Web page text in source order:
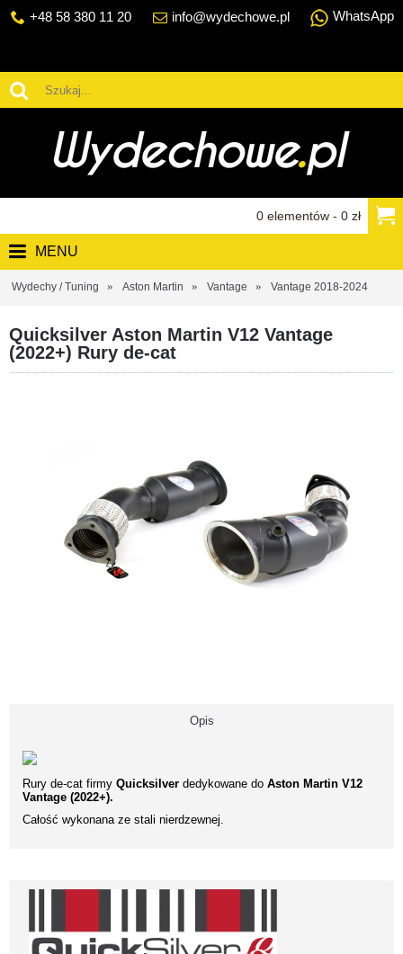
+48 58 380 11 20 info@wydechowe.pl WhatsApp
0 elementów - 0 zł
MENU
Wydechy / Tuning Aston Martin Vantage Vantage 2018-2024
Quicksilver Aston Martin V12 Vantage
(2022+) Rury de-cat
Opis
Rury de-cat firmy Quicksilver dedykowane do Aston Martin V12
Vantage (2022+).
Całość wykonana ze stali nierdzewnej.